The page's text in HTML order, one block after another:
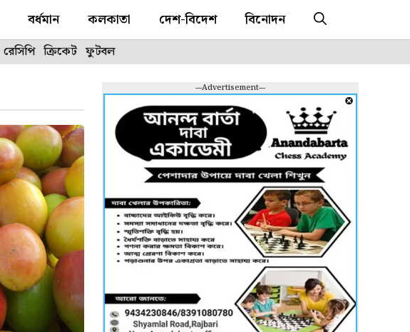
বর্ধমান কলকাতা দেশ-বিদেশ বিনোদন
রেসিপি ক্রিকেট ফুটবল
---Advertisement---